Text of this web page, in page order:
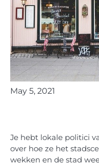
May 5, 2021
Je hebt lokale politici
over hoe ze het
wekken en de stad